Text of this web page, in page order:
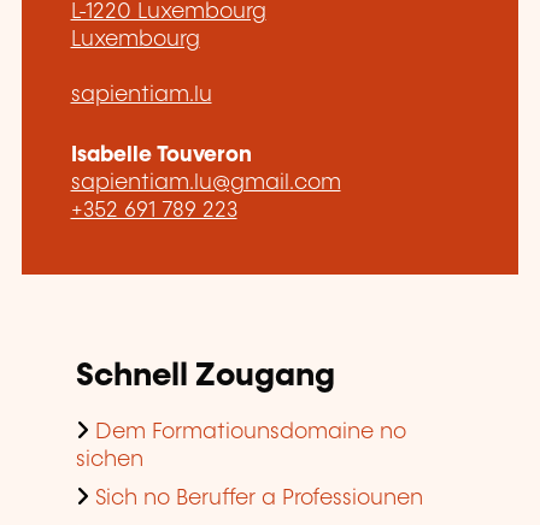
L-1220 Luxembourg
Luxembourg
sapientiam.lu
Isabelle Touveron
sapientiam.lu@gmail.com
+352 691 789 223
Schnell Zougang
Dem Formatiounsdomaine no
sichen
Sich no Beruffer a Professiounen